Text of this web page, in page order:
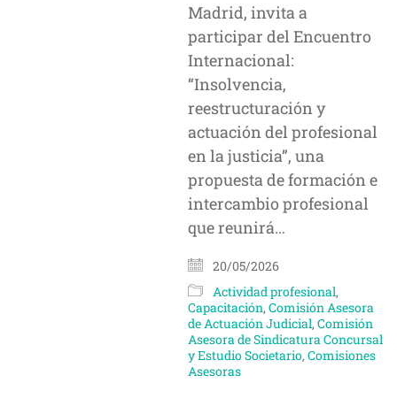
Madrid, invita a
participar del Encuentro
Internacional:
“Insolvencia,
reestructuración y
actuación del profesional
en la justicia”, una
propuesta de formación e
intercambio profesional
que reunirá…
20/05/2026
Actividad profesional,
Capacitación,Comisión Asesora
de Actuación Judicial,Comisión
Asesora de Sindicatura Concursal
y Estudio Societario,Comisiones
Asesoras